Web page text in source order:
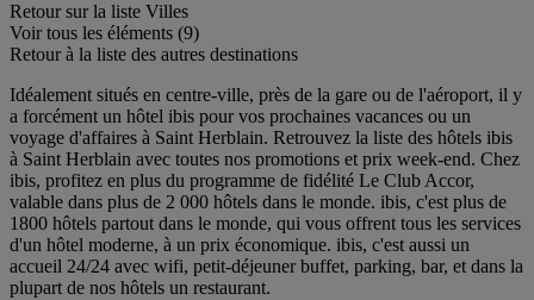
Retour sur la liste Villes
Voir tous les éléments (9)
Retour à la liste des autres destinations
Idéalement situés en centre-ville, près de la gare ou de l'aéroport, il y
a forcément un hôtel ibis pour vos prochaines vacances ou un
voyage d'affaires à Saint Herblain. Retrouvez la liste des hôtels ibis
à Saint Herblain avec toutes nos promotions et prix week-end. Chez
ibis, profitez en plus du programme de fidélité Le Club Accor,
valable dans plus de 2 000 hôtels dans le monde. ibis, c'est plus de
1800 hôtels partout dans le monde, qui vous offrent tous les services
d'un hôtel moderne, à un prix économique. ibis, c'est aussi un
accueil 24/24 avec wifi, petit-déjeuner buffet, parking, bar, et dans la
plupart de nos hôtels un restaurant.